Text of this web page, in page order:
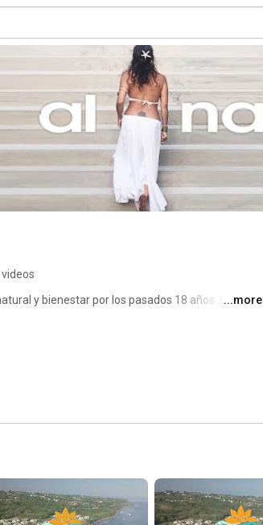
y bienestar por los pasados 18 años. Muchas
o de temas que se han presentado en la
para hablar de todos ellos y a la vez compartir
en los diferentes aspectos de mi vida:
...more